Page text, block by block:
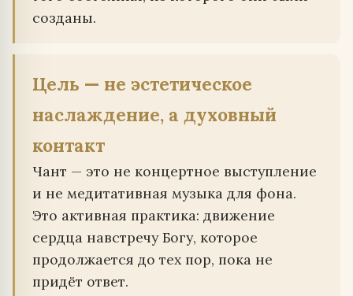
созданы.
Цель — не эстетическое
наслаждение, а духовный
контакт
Чант — это не концертное выступление
и не медитативная музыка для фона.
Это активная практика: движение
сердца навстречу Богу, которое
продолжается до тех пор, пока не
придёт ответ.